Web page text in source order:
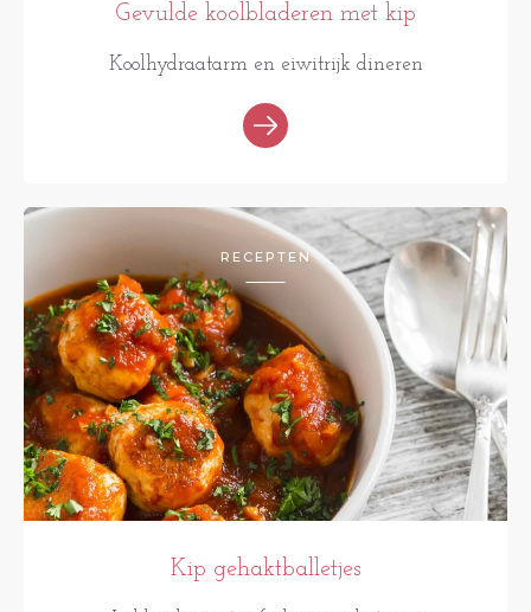
Gevulde koolbladeren met kip
Koolhydraatarm en eiwitrijk dineren
RECEPTEN
Kip gehaktballetjes